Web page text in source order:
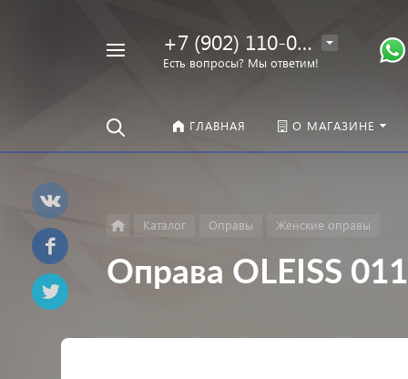
+7 (902) 110-00-22
Есть вопросы? Мы ответим!
ГЛАВНАЯ О МАГАЗИНЕ
Каталог Оправы Женские оправы
Оправа OLEISS